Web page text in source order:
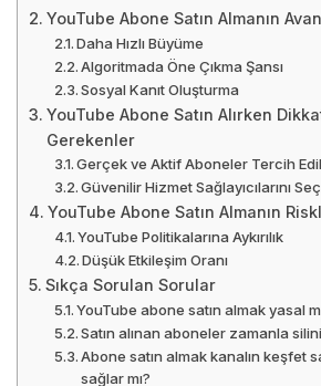
Sıkça Sorulan Sorular
YouTube abone satın almak yasal
Satın alınan aboneler zamanla
Abone satın almak kanalın keşfet
sağlar mı?
YouTube abone satın almak
Hangi tür kanallar abone satın
YouTube algoritması satın alınan
Abone satın almak organik izlenme
Abone satın alırken nelere dikkat
YouTube Abone Satın
Demek
YouTube abone satın almak